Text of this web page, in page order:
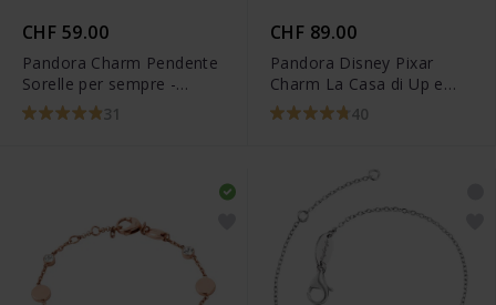
CHF 59.00
Pandora Charm Pendente
Sorelle per sempre -
798012FPC31
CHF 89.00
Pandora Disney Pixar
Charm La Casa di Up e
Palloncini - 798962C01
40